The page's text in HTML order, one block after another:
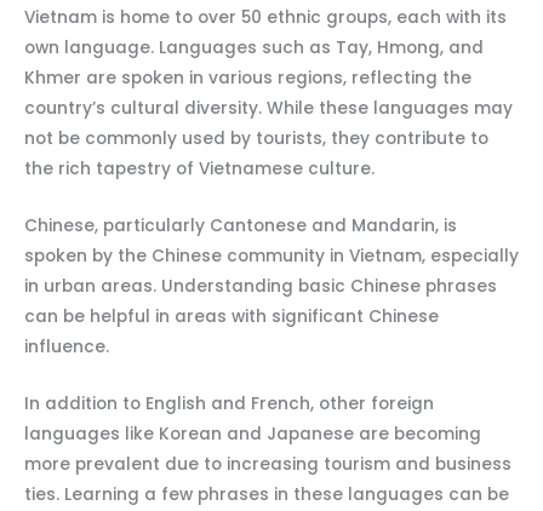
Vietnam is home to over 50 ethnic groups, each with its
own language. Languages such as Tay, Hmong, and
Khmer are spoken in various regions, reflecting the
country’s cultural diversity. While these languages may
not be commonly used by tourists, they contribute to
the rich tapestry of Vietnamese culture.
Chinese, particularly Cantonese and Mandarin, is
spoken by the Chinese community in Vietnam, especially
in urban areas. Understanding basic Chinese phrases
can be helpful in areas with significant Chinese
influence.
In addition to English and French, other foreign
languages like Korean and Japanese are becoming
more prevalent due to increasing tourism and business
ties. Learning a few phrases in these languages can be